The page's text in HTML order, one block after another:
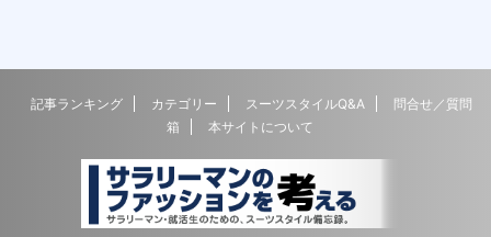
記事ランキング カテゴリー スーツスタイルQ&A
問合せ／質問
箱
本サイトについて